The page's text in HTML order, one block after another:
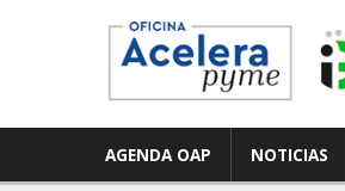
AGENDA OAP NOTICIAS